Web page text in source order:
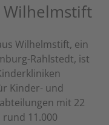
Wilhelmstift
Wilhelmstift, ein
Rahlstedt, ist
Kinder- und
mit 22
11.000